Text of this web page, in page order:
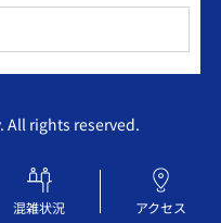
混雑状況 アクセス
All rights reserved.